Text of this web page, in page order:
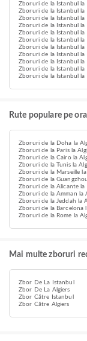
Zboruri de la Istanbul la
Zboruri de la Istanbul la
Zboruri de la Istanbul la
Zboruri de la Istanbul la
Zboruri de la Istanbul la
Zboruri de la Istanbul la
Zboruri de la Istanbul la
Zboruri de la Istanbul la
Zboruri de la Istanbul la
Zboruri de la Istanbul la
Zboruri de la Istanbul la
Rute populare pe
Zboruri de la Doha la
Zboruri de la Paris la
Zboruri de la Cairo la
Zboruri de la Tunis la
Zboruri de la Marseille la
Zboruri de la
Zboruri de la Alicante la
Zboruri de la Amman la
Zboruri de la Jeddah la
Zboruri de la Barcelona
Zboruri de la Rome la
Mai multe zboruri
Zbor De La Istanbul
Zbor De La Algiers
Zbor Către Istanbul
Zbor Către Algiers